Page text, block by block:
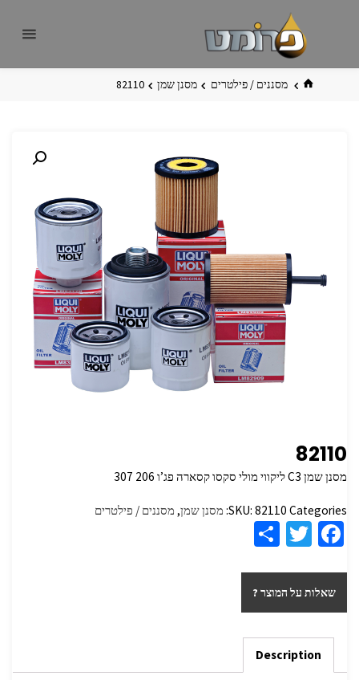
בית מסננים / פילטרים מסנן שמן 82110
82110
מסנן שמן C3 ליקווי מולי סקסו קסארה פג’ו 206 307
SKU: 82110 Categories: מסנן שמן, מסננים / פילטרים
Fa
b
o
o
k
T
tt
er
ar
e
שאלות על המוצר ?
Description